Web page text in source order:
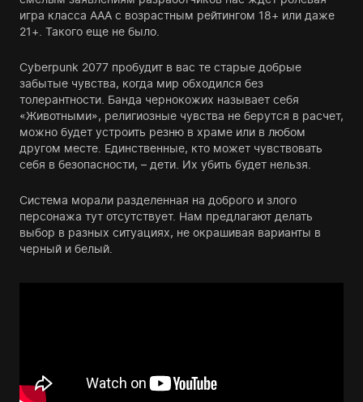
игра класса ААА с возрастным рейтингом 18+ или даже
21+. Такого еще не было.
Cyberpunk 2077 пробудит в вас те старые добрые
забытые чувства, когда мир обходился без
толерантности. Банда чернокожих называет себя
«Животными», религиозные чувства не берутся в расчет,
можно будет устроить резню в храме или в любом
другом месте. Единственные, кто может чувствовать
себя в безопасности, – дети. Их убить будет нельзя.
Система морали разделенная на доброго и злого
персонажа тут отсутствует. Нам предлагают делать
выбор в разных ситуациях, не окрашивая варианты в
черный и белый.